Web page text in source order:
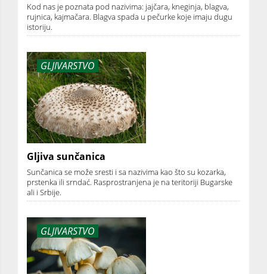
Kod nas je poznata pod nazivima: jajčara, kneginja, blagva,
rujnica, kajmačara. Blagva spada u pečurke koje imaju dugu
istoriju.
GLJIVARSTVO
Gljiva sunčanica
Sunčanica se može sresti i sa nazivima kao što su kozarka,
prstenka ili srndać. Rasprostranjena je na teritoriji Bugarske
ali i Srbije.
GLJIVARSTVO